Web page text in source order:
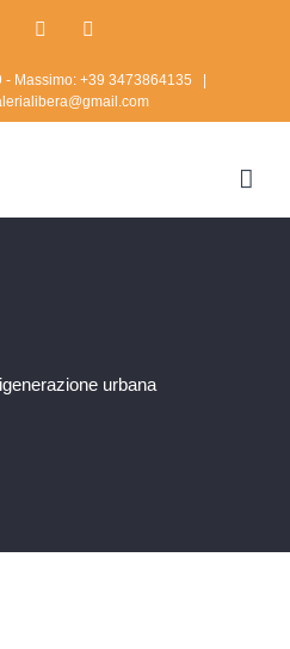
Twitter Instagram
Massimo: +39 3473864135
urbana